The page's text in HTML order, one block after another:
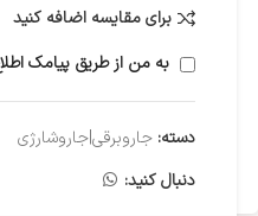
برای مقایسه اضافه کنید
به من از طریق پیامک
دسته: جاروبرقی|جاروشارژی
دنبال کنید: